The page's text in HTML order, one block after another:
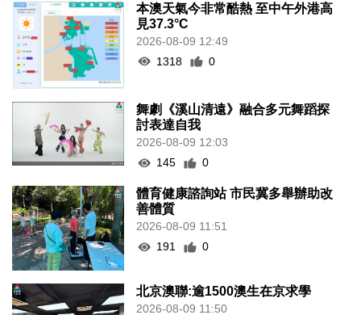
本澳天氣今非常酷熱 至中午外港高
見37.3°C
2026-08-09 12:49
1318
0
舞劇《溪山清遠》融合多元舞蹈探
討表達自我
2026-08-09 12:03
145
0
體育健康諮詢站 市民冀多舉辦助改
善體質
2026-08-09 11:51
191
0
北京澳聯:逾1500澳生在京求學
2026-08-09 11:50